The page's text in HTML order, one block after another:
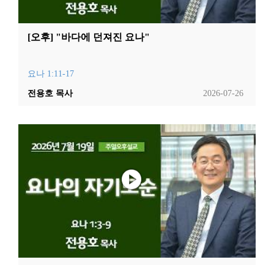
[오후] "바다에 던져진 요나"
요나 1:11-17
2026-07-26
전용호 목사